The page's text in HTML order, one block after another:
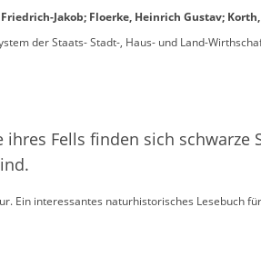
Jakob; Floerke, Heinrich Gustav;
der Staats- Stadt-, Haus- und Land-
Fells finden sich
Ein interessantes naturhistorisches Lesebuch